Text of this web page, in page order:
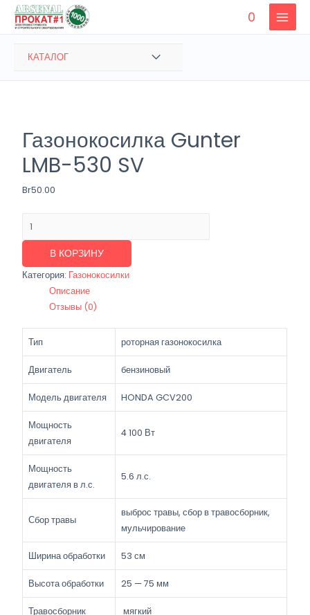
Перейти
0
MAIN
КАТАЛОГ ПЕРЕКЛЮЧАТЕЛЬ
Газонокосилка Gunter
LMB-530 SV
Br50.00
Газонокосилка
Gunter
В КОРЗИНУ
Категория: Газонокосилки
Описание
Отзывы (0)
Тип роторная газонокосилка
Двигатель бензиновый
Модель двигателя HONDA GCV200
Мощность
двигателя
4 100 Вт
Мощность
двигателя в л.с.
5.6 л.с.
Сбор травы
выброс травы, сбор в травосборник,
мульчирование
Ширина обработки 53 см
Высота обработки 25 — 75 мм
Травосборник мягкий